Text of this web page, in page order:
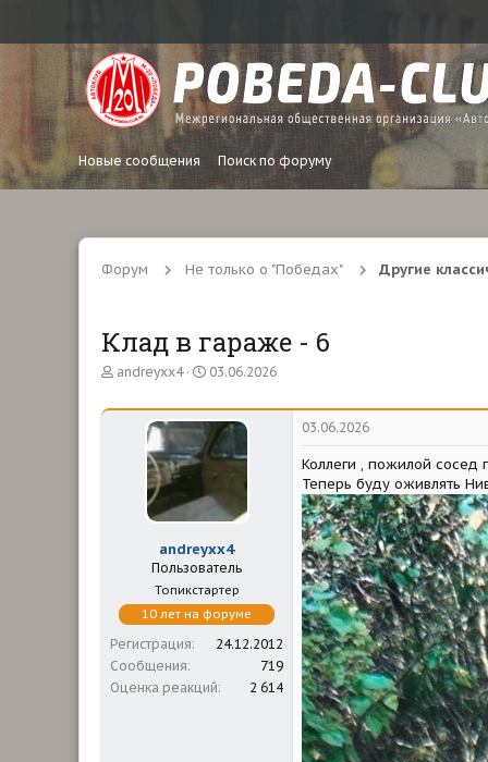
Новые сообщения Поиск по форуму
Форум Не только о "Победах" Другие
Клад в гараже - 6
А
т
andreyxx4
Д
т
а
н
а
ч
а
03.06.2026
andreyxx4
Пользователь
Топикстартер
10 лет на форуме
Регистрация
24.12.2012
Сообщения
719
Оценка реакций
2 614
03.06.2026
Коллеги , пожилой сосед
Теперь буду оживлять